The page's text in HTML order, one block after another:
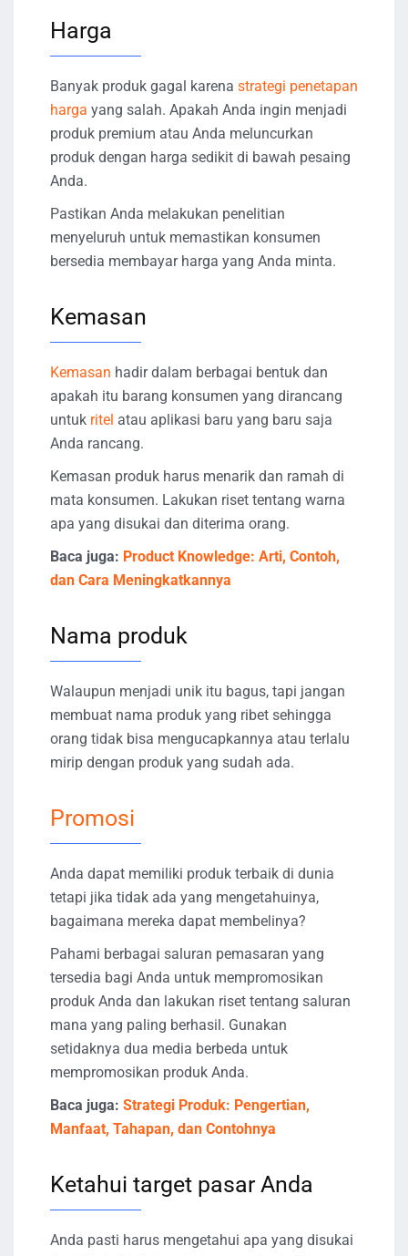
Harga
Banyak produk gagal karena strategi penetapan
harga yang salah. Apakah Anda ingin menjadi
produk premium atau Anda meluncurkan
produk dengan harga sedikit di bawah pesaing
Anda.
Pastikan Anda melakukan penelitian
menyeluruh untuk memastikan konsumen
bersedia membayar harga yang Anda minta.
Kemasan
Kemasan hadir dalam berbagai bentuk dan
apakah itu barang konsumen yang dirancang
untuk ritel atau aplikasi baru yang baru saja
Anda rancang.
Kemasan produk harus menarik dan ramah di
mata konsumen. Lakukan riset tentang warna
apa yang disukai dan diterima orang.
Baca juga: Product Knowledge: Arti, Contoh,
dan Cara Meningkatkannya
Nama produk
Walaupun menjadi unik itu bagus, tapi jangan
membuat nama produk yang ribet sehingga
orang tidak bisa mengucapkannya atau terlalu
mirip dengan produk yang sudah ada.
Promosi
Anda dapat memiliki produk terbaik di dunia
tetapi jika tidak ada yang mengetahuinya,
bagaimana mereka dapat membelinya?
Pahami berbagai saluran pemasaran yang
tersedia bagi Anda untuk mempromosikan
produk Anda dan lakukan riset tentang saluran
mana yang paling berhasil. Gunakan
setidaknya dua media berbeda untuk
mempromosikan produk Anda.
Baca juga: Strategi Produk: Pengertian,
Manfaat, Tahapan, dan Contohnya
Ketahui target pasar Anda
Anda pasti harus mengetahui apa yang disukai